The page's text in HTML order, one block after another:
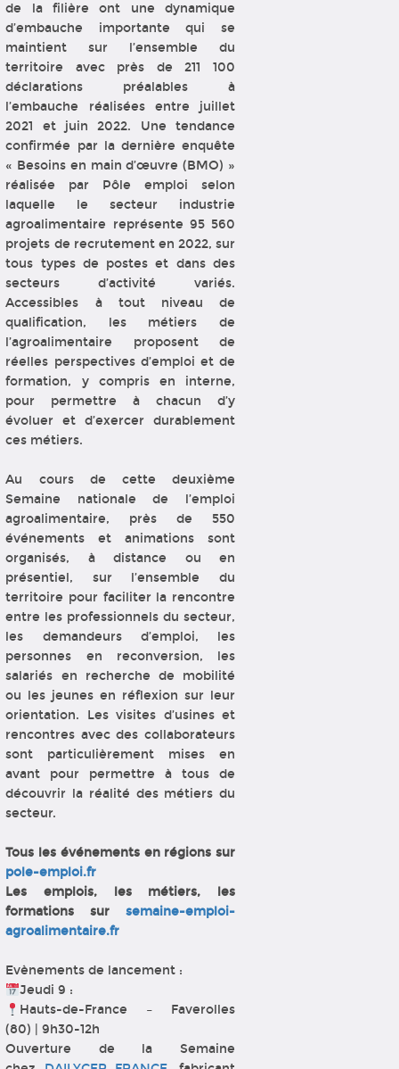
de la filière ont une dynamique
d’embauche importante qui se
maintient sur l’ensemble du
territoire avec près de 211 100
déclarations préalables à
l’embauche réalisées entre juillet
2021 et juin 2022. Une tendance
confirmée par la dernière enquête
« Besoins en main d’œuvre (BMO) »
réalisée par Pôle emploi selon
laquelle le secteur industrie
agroalimentaire représente 95 560
projets de recrutement en 2022, sur
tous types de postes et dans des
secteurs d’activité variés.
Accessibles à tout niveau de
qualification, les métiers de
l’agroalimentaire proposent de
réelles perspectives d’emploi et de
formation, y compris en interne,
pour permettre à chacun d’y
évoluer et d’exercer durablement
ces métiers.
Au cours de cette deuxième
Semaine nationale de l’emploi
agroalimentaire, près de 550
événements et animations sont
organisés, à distance ou en
présentiel, sur l’ensemble du
territoire pour faciliter la rencontre
entre les professionnels du secteur,
les demandeurs d’emploi, les
personnes en reconversion, les
salariés en recherche de mobilité
ou les jeunes en réflexion sur leur
orientation. Les visites d’usines et
rencontres avec des collaborateurs
sont particulièrement mises en
avant pour permettre à tous de
découvrir la réalité des métiers du
secteur.
Tous les événements en régions sur
pole-emploi.fr
Les emplois, les métiers, les
formations sur semaine-emploi-
agroalimentaire.fr
Evènements de lancement :
Jeudi 9 :
Hauts-de-France – Faverolles
(80) | 9h30-12h
Ouverture de la Semaine